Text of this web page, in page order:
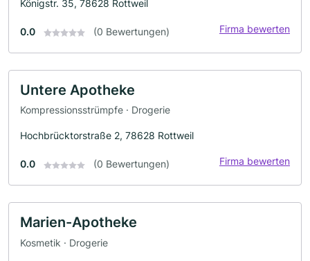
Königstr. 35, 78628 Rottweil
0.0 (0 Bewertungen) Firma bewerten
Untere Apotheke
Kompressionsstrümpfe · Drogerie
Hochbrücktorstraße 2, 78628 Rottweil
0.0 (0 Bewertungen) Firma bewerten
Marien-Apotheke
Kosmetik · Drogerie